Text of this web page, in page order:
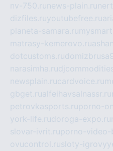
nv-750.ru news-plain.ru
dizfiles.ruyoutubefree.ru
planeta-samara.ru
matrasy-kemerovo.ru
dotcustoms.ru
narasimha.ru
newsplain.rucardvoice.ru
gbget.rualfeihavsalnassr.ru
petrovkasports.ruporno-
york-life.rudoroga-expo.ru
slovar-ivrit.ruporno-video-
ovucontrol.rusloty-